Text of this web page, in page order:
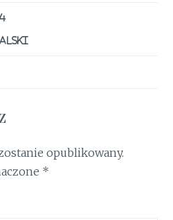
st
opublikowany.
*